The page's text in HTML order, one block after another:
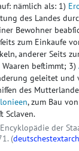
nämlich als: 1)
des Landes
Bewohner
zum Einkaufe
anderer Seits
beſtimmt; 3)
geleitet und
des
, zum Bau
Sclaven.
der
(